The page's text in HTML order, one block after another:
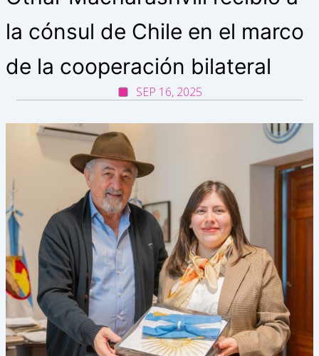
la cónsul de Chile en el marco
de la cooperación bilateral
SEP 16, 2025